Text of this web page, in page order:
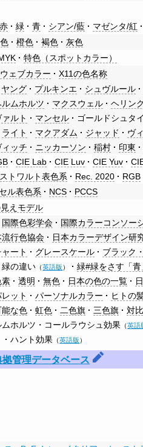
赤 緑 青 シアン/藍 マゼンタ/紅
橙色 褐色 灰色
特色（スポットカラー）
ウェブカラー X11の色名称
ヤング プルキンエ シュヴルール
ルムホルツ マクスウェル ヘリン
ルト マンセル ゴールドシュタ
ライト マクアダム ジャッド ヴ
ッチ ニッカーソン 稲村 印東
CIE Lab CIE Luv CIE Yuv
トワルト表色系 Rec. 2020 RGB
ル表色系 NCS
PCCS
えモデル
国際色彩学会 国際カラーコンソー
流行色協会 日本カラーデザイン研
ート グレースケール
ブラック
の違い （英語版） 緑#緑をさす「青
素 透明 無色 日本の色の一覧
レット パーソナルカラー ヒトの
能な色 虹色 二色旗 三色旗 対
ムホルツ・コールラウシュ効果 （英語
ハント効果 （英語版）
拠管理データベース